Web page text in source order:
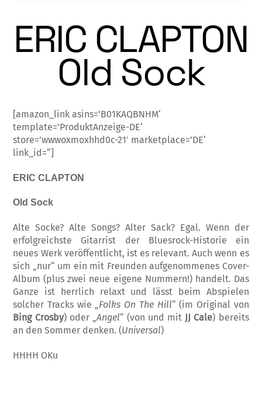
ERIC CLAPTON
Old Sock
[amazon_link asins=’B01KAQBNHM‘
template=’ProduktAnzeige-DE‘
store=’wwwoxmoxhhd0c-21′ marketplace=’DE‘
link_id=“]
ERIC CLAPTON
Old Sock
Alte Socke? Alte Songs? Alter Sack? Egal. Wenn der
erfolgreichste Gitarrist der Bluesrock-Historie ein
neues Werk veröffentlicht, ist es relevant. Auch wenn es
sich „nur“ um ein mit Freunden aufgenommenes Cover-
Album (plus zwei neue eigene Nummern!) handelt. Das
Ganze ist herrlich relaxt und lässt beim Abspielen
solcher Tracks wie „Folks On The Hill“ (im Original von
Bing Crosby) oder „Angel“ (von und mit JJ Cale) bereits
an den Sommer denken. (Universal)
HHHH OKu